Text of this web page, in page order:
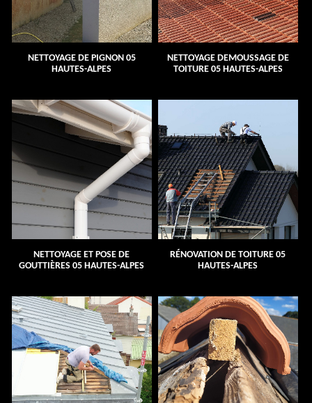
NETTOYAGE DE PIGNON 05
HAUTES-ALPES
NETTOYAGE DEMOUSSAGE DE
TOITURE 05 HAUTES-ALPES
NETTOYAGE ET POSE DE
GOUTTIÈRES 05 HAUTES-ALPES
RÉNOVATION DE TOITURE 05
HAUTES-ALPES